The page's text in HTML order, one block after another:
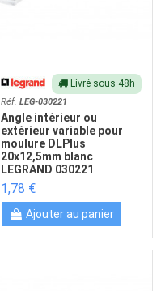
Livré sous 48h
Réf.LEG-030221
Angle intérieur ou
extérieur variable pour
moulure DLPlus
20x12,5mm blanc
LEGRAND 030221
1,78 €
Ajouter au panier